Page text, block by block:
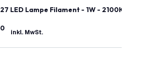
LED Lampe Filament - 1W - 2100K -
inkl. MwSt.